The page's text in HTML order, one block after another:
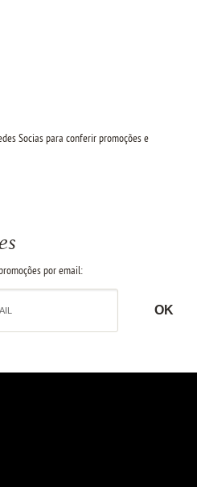
Socias para conferir promoções e
por email: